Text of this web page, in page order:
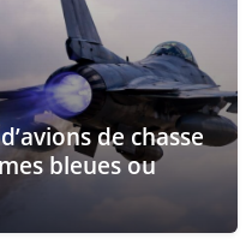
de chasse
bleues ou